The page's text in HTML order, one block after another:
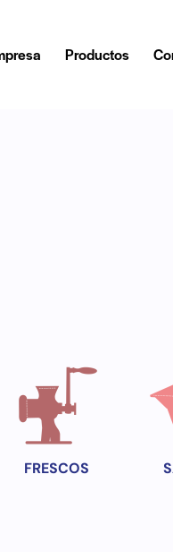
Productos
FRESCOS